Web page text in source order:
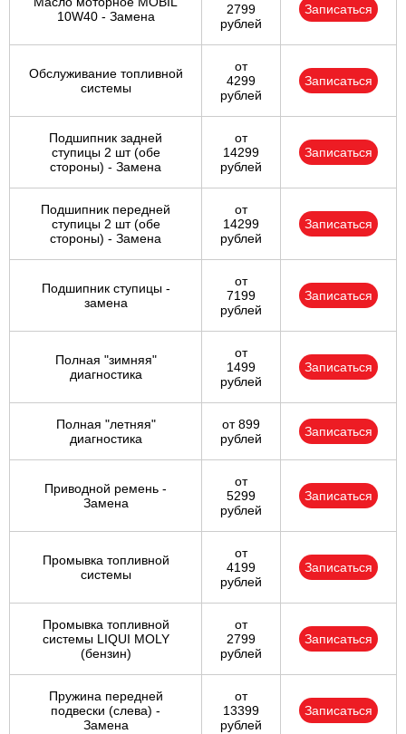
10W40 - Замена
2799
рублей
Записаться
Обслуживание топливной
системы
от
4299
рублей
Записаться
Подшипник задней
ступицы 2 шт (обе
стороны) - Замена
от
14299
рублей
Записаться
Подшипник передней
ступицы 2 шт (обе
стороны) - Замена
от
14299
рублей
Записаться
Подшипник ступицы -
замена
от
7199
рублей
Записаться
Полная "зимняя"
диагностика
от
1499
рублей
Записаться
Полная "летняя"
диагностика
от 899
рублей
Записаться
Приводной ремень -
Замена
от
5299
рублей
Записаться
Промывка топливной
системы
от
4199
рублей
Записаться
Промывка топливной
системы LIQUI MOLY
(бензин)
от
2799
рублей
Записаться
Пружина передней
подвески (слева) -
Замена
от
13399
рублей
Записаться